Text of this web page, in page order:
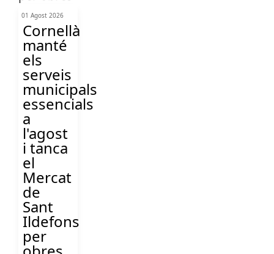
01 Agost 2026
Cornellà
manté
els
serveis
municipals
essencials
a
l'agost
i tanca
el
Mercat
de
Sant
Ildefons
per